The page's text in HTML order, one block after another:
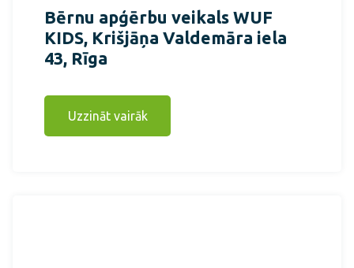
Bērnu apģērbu veikals WUF
KIDS, Krišjāņa Valdemāra iela
43, Rīga
Uzzināt vairāk